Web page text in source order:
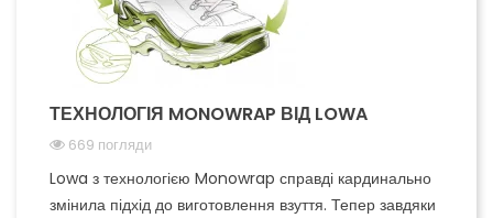
ТЕХНОЛОГІЯ MONOWRAP ВІД LOWA
669 погляди
Lowa з технологією Monowrap справді кардинально
змінила підхід до виготовлення взуття. Тепер завдяки